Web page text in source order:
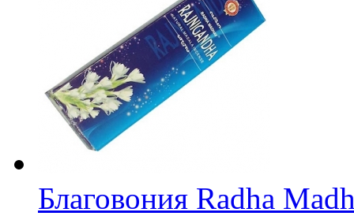
Благовония Radha